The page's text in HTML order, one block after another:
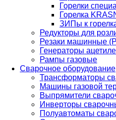
Горелки
Горелка
ЗИПы к
Редукторы для
Резаки машинные
Генераторы
Рампы газовые
Сварочное оборудование
Трансформаторы
Машины газовой
Выпрямители
Инверторы
Полуавтоматы